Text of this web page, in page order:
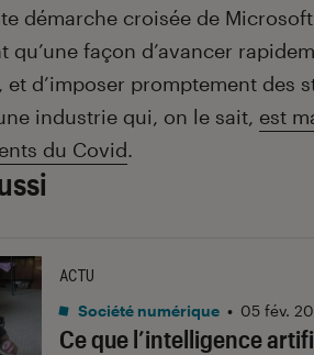
démarche croisée de
qu’une façon d’avancer
d’imposer promptement des
industrie qui, on le sait, est
du Covid.
Ce que l’intelligence
ACTU
Société numérique • 05 fév.